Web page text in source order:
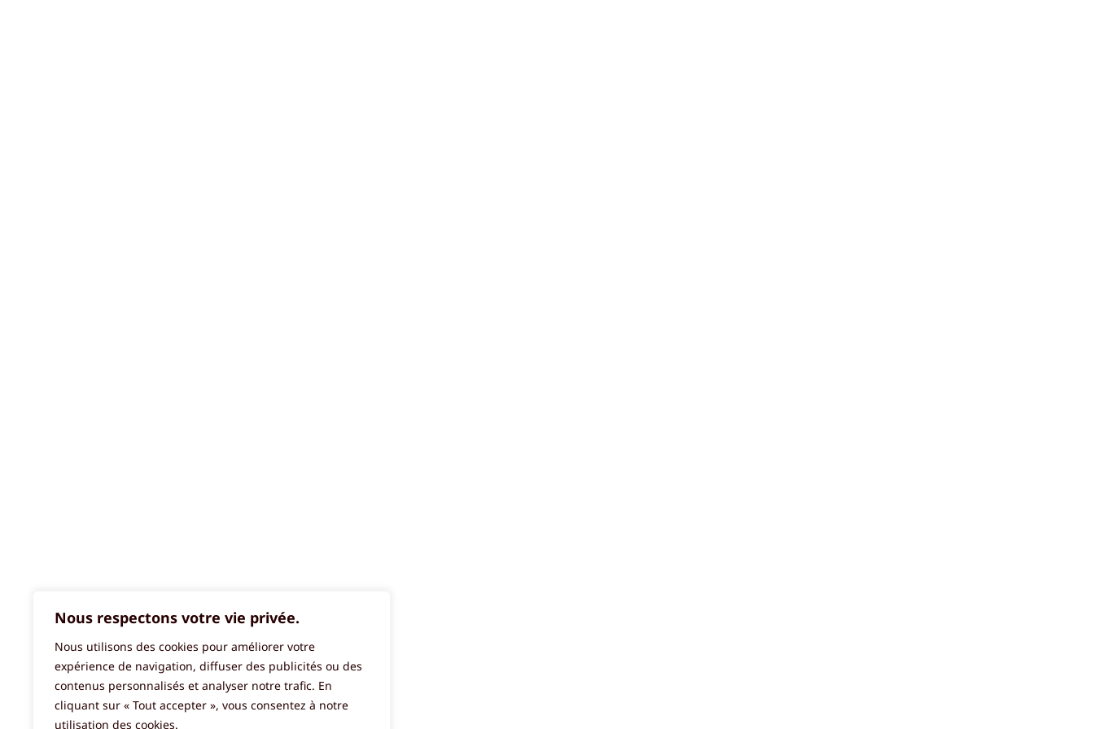
Nous respectons votre vie privée.
Nous utilisons des cookies pour améliorer votre
expérience de navigation, diffuser des publicités ou des
contenus personnalisés et analyser notre trafic. En
cliquant sur « Tout accepter », vous consentez à notre
utilisation des cookies.